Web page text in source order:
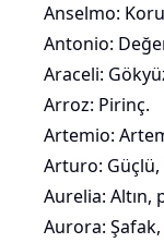
Anselmo:
Antonio:
Araceli:
Arroz: Pirinç.
Artemio:
Arturo:
Aurelia: Altın,
Aurora: